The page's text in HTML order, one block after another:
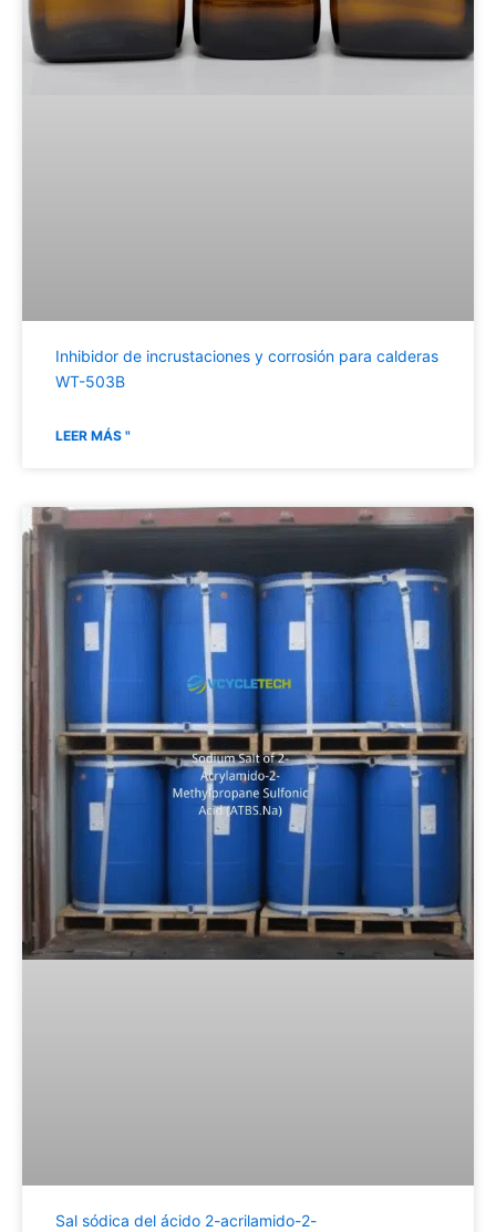
Inhibidor de incrustaciones y corrosión para calderas
WT-503B
LEER MÁS "
Sal sódica del ácido 2-acrilamido-2-